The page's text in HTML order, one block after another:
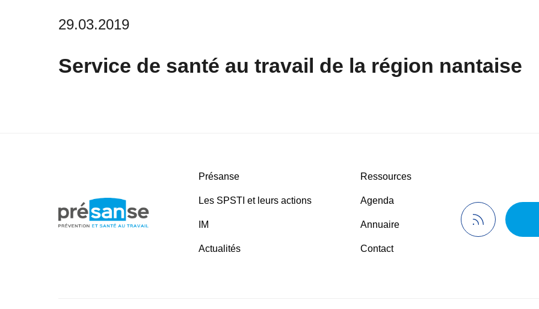
29.03.2019
Service de santé au travail de la région nantaise
Présanse
Les SPSTI et leurs actions
IM
Actualités
Ressources
Agenda
Annuaire
Contact